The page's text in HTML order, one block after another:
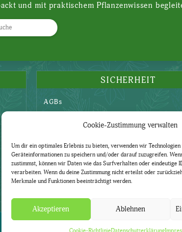
Cookie-Zustimmung verwalten
Um dir ein optimales Erlebnis zu bieten, verwenden wir Technologien
Geräteinformationen zu speichern und/oder darauf zuzugreifen.
zustimmst, können wir Daten wie das Surfverhalten oder eindeutige
verarbeiten. Wenn du deine Zustimmung nicht erteilst oder
Merkmale und Funktionen beeinträchtigt werden.
Akzeptieren Ablehnen
und mit praktischem Pflanzenwissen
SICHERHEIT
AGBs
Impressum
Vertrag